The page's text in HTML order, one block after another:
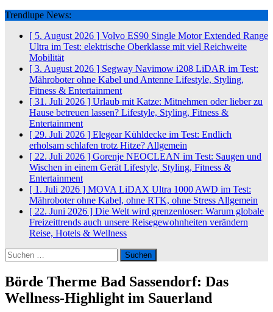
Trendlupe News:
[ 5. August 2026 ] Volvo ES90 Single Motor Extended Range
Ultra im Test: elektrische Oberklasse mit viel Reichweite
Mobilität
[ 3. August 2026 ] Segway Navimow i208 LiDAR im Test:
Mähroboter ohne Kabel und Antenne Lifestyle, Styling,
Fitness & Entertainment
[ 31. Juli 2026 ] Urlaub mit Katze: Mitnehmen oder lieber zu
Hause betreuen lassen? Lifestyle, Styling, Fitness &
Entertainment
[ 29. Juli 2026 ] Elegear Kühldecke im Test: Endlich
erholsam schlafen trotz Hitze? Allgemein
[ 22. Juli 2026 ] Gorenje NEOCLEAN im Test: Saugen und
Wischen in einem Gerät Lifestyle, Styling, Fitness &
Entertainment
[ 1. Juli 2026 ] MOVA LiDAX Ultra 1000 AWD im Test:
Mähroboter ohne Kabel, ohne RTK, ohne Stress Allgemein
[ 22. Juni 2026 ] Die Welt wird grenzenloser: Warum globale
Freizeittrends auch unsere Reisegewohnheiten verändern
Reise, Hotels & Wellness
Suchen
nach:
Börde Therme Bad Sassendorf: Das
Wellness-Highlight im Sauerland